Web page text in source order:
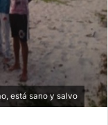
está sano y salvo